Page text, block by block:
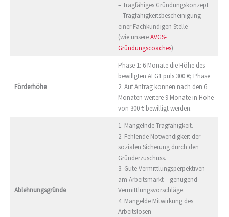
– Tragfähiges Gründungskonzept
– Tragfähigkeitsbescheinigung
einer Fachkundigen Stelle
(wie unsereAVGS-
Gründungscoaches)
Förderhöhe
Phase 1: 6 Monate die Höhe des
bewillgten ALG1 puls 300 €; Phase
2: Auf Antrag können nach den 6
Monaten weitere 9 Monate in Höhe
von 300 € bewilligt werden.
Ablehnungsgründe
1. Mangelnde Tragfähigkeit.
2. Fehlende Notwendigkeit der
sozialen Sicherung durch den
Gründerzuschuss.
3. Gute Vermittlungsperpektiven
am Arbeitsmarkt – genügend
Vermittlungsvorschläge.
4. Mangelde Mitwirkung des
Arbeitslosen